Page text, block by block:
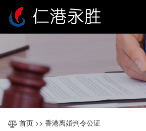
首页 >> 香港离婚判令公证